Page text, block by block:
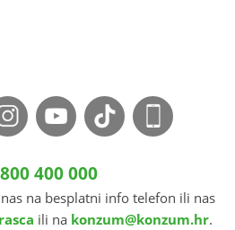
400 000
na besplatni info telefon ili nas
ili na konzum@konzum.hr.